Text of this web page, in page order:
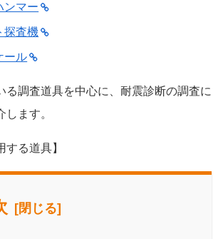
ンマー
探査機
ール
る調査道具を中心に、耐震診断の調査に
ます。
する道具】